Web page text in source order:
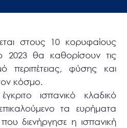
στους 10 κορυφαίους
2023 θα καθορίσουν τις
περιπέτειας, φύσης και
κόσμο.
ισπανικό κλαδικό
τα ευρήματα
διενήργησε η ισπανική